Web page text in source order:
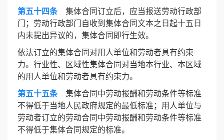
第五十四条集体合同订立后，应当报送劳动行政部
门；劳动行政部门自收到集体合同文本之日起十五日
内未提出异议的，集体合同即行生效。
依法订立的集体合同对用人单位和劳动者具有约束
力。行业性、区域性集体合同对当地本行业、本区域
的用人单位和劳动者具有约束力。
第五十五条集体合同中劳动报酬和劳动条件等标准
不得低于当地人民政府规定的最低标准；用人单位与
劳动者订立的劳动合同中劳动报酬和劳动条件等标准
不得低于集体合同规定的标准。